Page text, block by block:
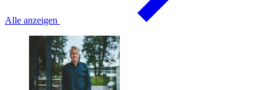
Alle anzeigen